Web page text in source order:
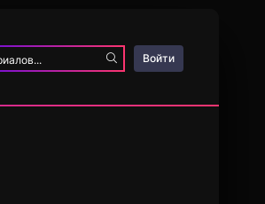
Войти